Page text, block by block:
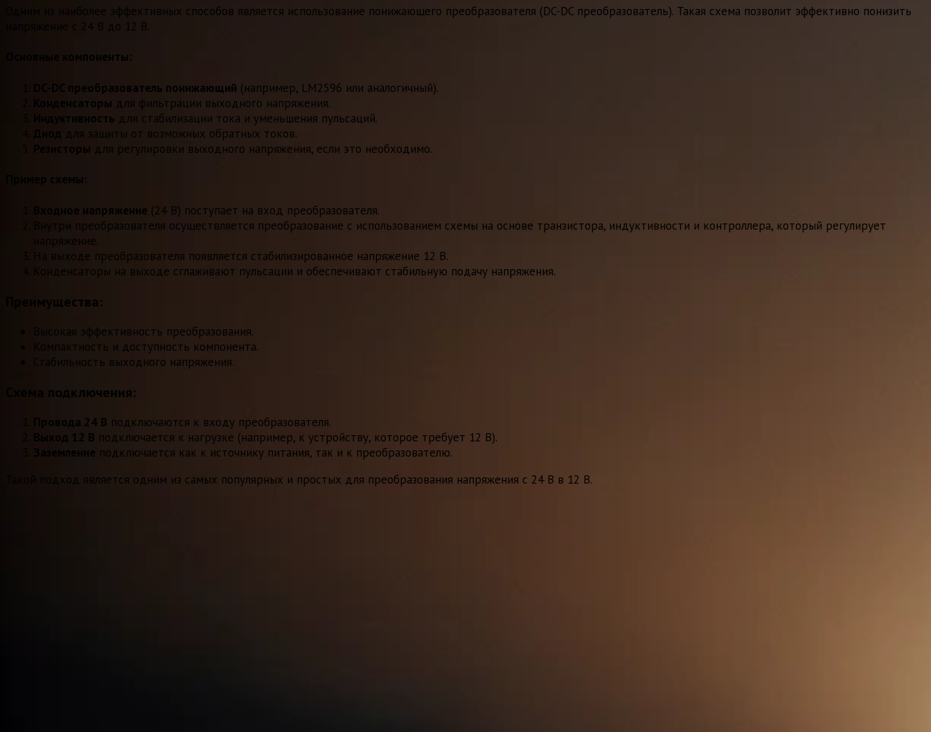
Одним из наиболее эффективных способов является использование понижающего преобразователя (DC-DC преобразователь). Такая схема позволит эффективно понизить
напряжение с 24 В до 12 В.
Основные компоненты:
DC-DC преобразователь понижающий (например, LM2596 или аналогичный).
Конденсаторы для фильтрации выходного напряжения.
Индуктивность для стабилизации тока и уменьшения пульсаций.
Диод для защиты от возможных обратных токов.
Резисторы для регулировки выходного напряжения, если это необходимо.
Пример схемы:
Входное напряжение (24 В) поступает на вход преобразователя.
Внутри преобразователя осуществляется преобразование с использованием схемы на основе транзистора, индуктивности и контроллера, который регулирует
напряжение.
На выходе преобразователя появляется стабилизированное напряжение 12 В.
Конденсаторы на выходе сглаживают пульсации и обеспечивают стабильную подачу напряжения.
Преимущества:
Высокая эффективность преобразования.
Компактность и доступность компонента.
Стабильность выходного напряжения.
Схема подключения:
Провода 24 В подключаются к входу преобразователя.
Выход 12 В подключается к нагрузке (например, к устройству, которое требует 12 В).
Заземление подключается как к источнику питания, так и к преобразователю.
Такой подход является одним из самых популярных и простых для преобразования напряжения с 24 В в 12 В.